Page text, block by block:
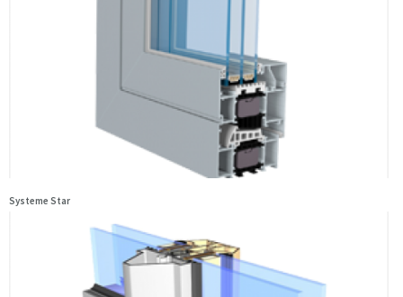
Systeme Star